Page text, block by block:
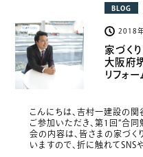
BLOG
2018
家づく
大阪府
リフォ
こんにちは、吉村一建設の関
ご参加いただき、第1回“合
会の内容は、皆さまの家づく
いますので、折に触れて